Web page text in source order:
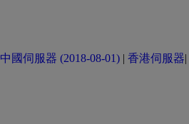
中國伺服器 (2018-08-01) | 香港伺服器|